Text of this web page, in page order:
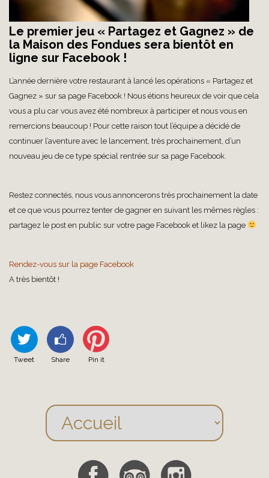
Le premier jeu « Partagez et Gagnez » de
la Maison des Fondues sera bientôt en
ligne sur Facebook !
L’année dernière votre restaurant à lancé les opérations « Partagez et
Gagnez » sur sa page Facebook ! Nous étions heureux de voir que cela
vous a plu car vous avez été nombreux à participer et nous vous en
remercions beaucoup ! Pour cette raison tout l’équipe a décidé de
continuer l’aventure avec le lancement, très prochainement, d’un
nouveau jeu de ce type spécial rentrée sur sa page Facebook.
Restez connectés, nous vous annoncerons très prochainement la date
et ce que vous pourrez tenter de gagner en suivant les mêmes règles :
partagez le post en public sur votre page Facebook et likez la page
Rendez-vous sur la page Facebook
A très bientôt !
Tweet Share Pin it